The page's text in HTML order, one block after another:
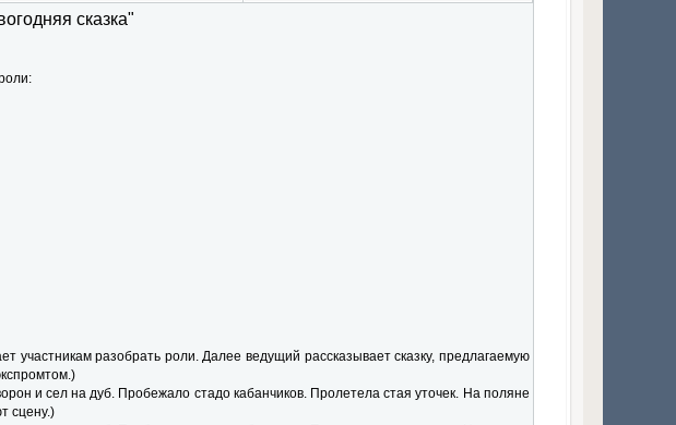
сказка"
участникам разобрать роли. Далее ведущий рассказывает сказку, предлагаемую
и сел на дуб. Пробежало стадо кабанчиков. Пролетела стая уточек. На поляне
сцену.)